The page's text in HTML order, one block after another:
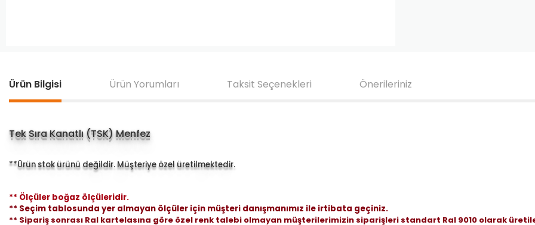
Ürün Bilgisi Ürün Yorumları Taksit Seçenekleri Önerileriniz
Tek Sıra Kanatlı (TSK) Menfez
**Ürün stok ürünü değildir. Müşteriye özel üretilmektedir.
** Ölçüler boğaz ölçüleridir.
** Seçim tablosunda yer almayan ölçüler için müşteri danışmanımız ile irtibata geçiniz.
** Sipariş sonrası Ral kartelasına göre özel renk talebi olmayan müşterilerimizin siparişleri standart Ral 9010 olarak